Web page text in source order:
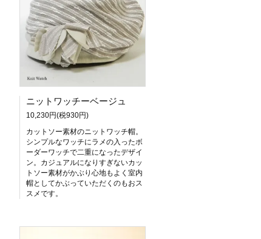
ニットワッチーベージュ
10,230円(税930円)
カットソー素材のニットワッチ帽。
シンプルなワッチにラメの入ったボ
ーダーワッチで二重になったデザイ
ン。カジュアルになりすぎないカッ
トソー素材がかぶり心地もよく室内
帽としてかぶっていただくのもおス
スメです。